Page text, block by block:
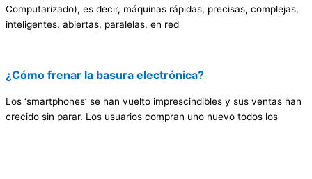
Computarizado), es decir, máquinas rápidas, precisas, complejas,
inteligentes, abiertas, paralelas, en red
¿Cómo frenar la basura electrónica?
Los ‘smartphones’ se han vuelto imprescindibles y sus ventas han
crecido sin parar. Los usuarios compran uno nuevo todos los